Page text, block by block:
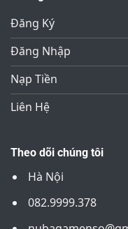
Đăng Ký
Đăng Nhập
Nạp Tiền
Liên Hệ
Theo dõi chúng tôi
Hà Nội
082.9999.378